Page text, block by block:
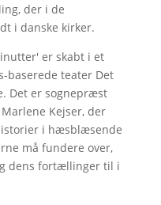
der i de
i danske kirker.
er skabt i et
baserede teater Det
Det er sognepræst
Kejser, der
i hæsblæsende
må fundere over,
dens fortællinger til i